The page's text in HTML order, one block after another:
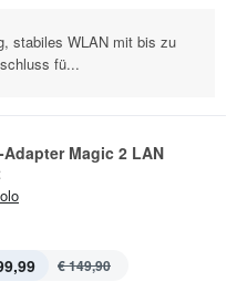
stabiles WLAN mit bis zu
fü...
Magic 2 LAN
€ 149,90